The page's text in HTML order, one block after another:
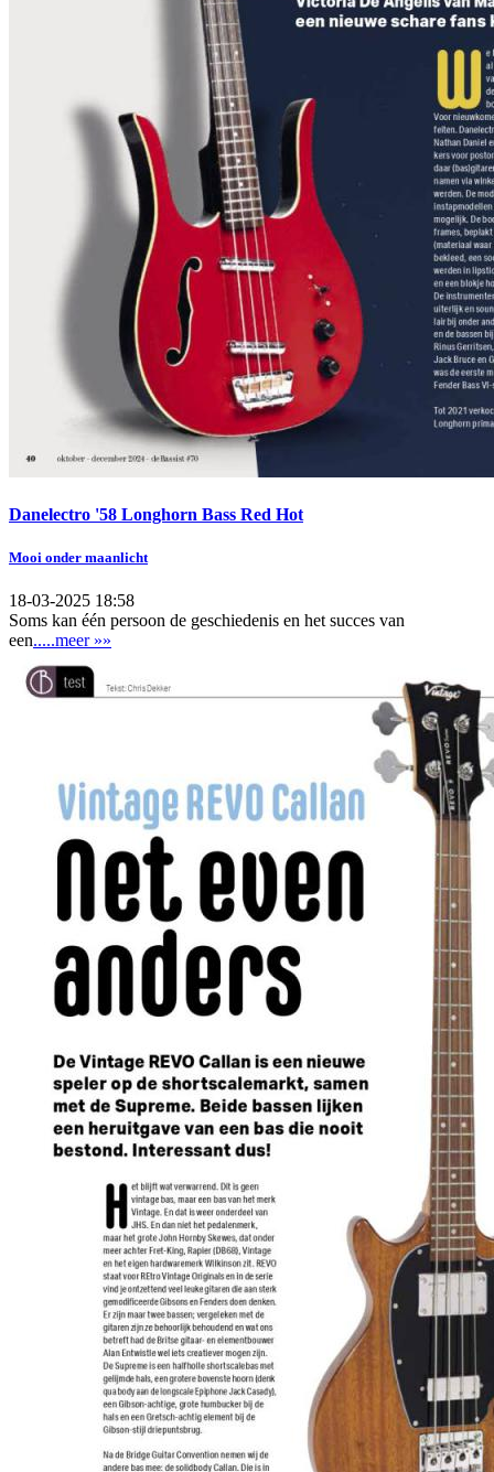
Danelectro '58 Longhorn Bass Red Hot
Mooi onder maanlicht
18-03-2025 18:58
Soms kan één persoon de geschiedenis en het succes van
een.....meer »»